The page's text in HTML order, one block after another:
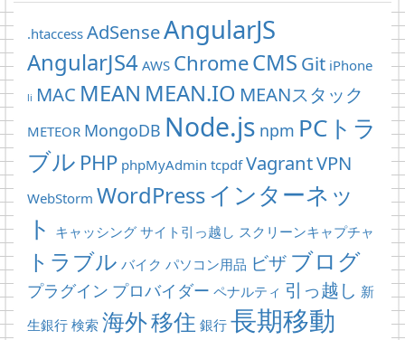
.htaccess AdSenseAngularJS
AngularJS4 AWS ChromeCMS Git iPhone
li MAC MEAN MEAN.IO MEANスタック
METEOR MongoDB Node.js npm PCトラ
ブル PHP phpMyAdmin tcpdf VagrantVPN
WebStorm WordPressインターネッ
ト キャッシング サイト引っ越し スクリーンキャプチャ
トラブル バイク パソコン用品 ビザ ブログ
プラグイン プロバイダー ペナルティ 引っ越し 新
生銀行 検索 海外移住 銀行 長期移動